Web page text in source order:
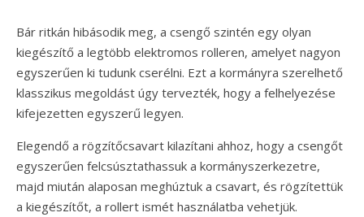
Bár ritkán hibásodik meg, a csengő szintén egy olyan
kiegészítő a legtöbb elektromos rolleren, amelyet nagyon
egyszerűen ki tudunk cserélni. Ezt a kormányra szerelhető
klasszikus megoldást úgy tervezték, hogy a felhelyezése
kifejezetten egyszerű legyen.
Elegendő a rögzítőcsavart kilazítani ahhoz, hogy a csengőt
egyszerűen felcsúsztathassuk a kormányszerkezetre,
majd miután alaposan meghúztuk a csavart, és rögzítettük
a kiegészítőt, a rollert ismét használatba vehetjük.